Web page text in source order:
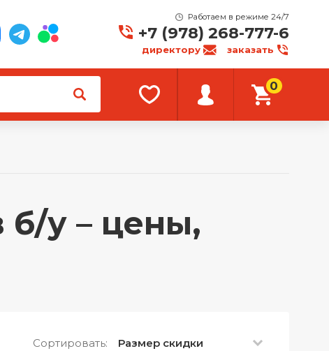
Работаем в режиме 24/7
+7 (978) 268-777-6
директору заказать
0
б/у – цены,
Сортировать: Размер скидки